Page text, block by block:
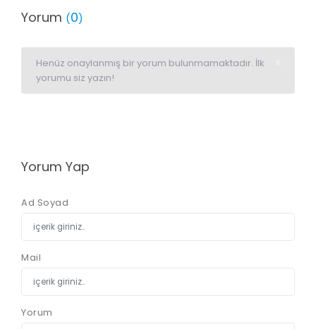
Yorum (0)
Henüz onaylanmış bir yorum bulunmamaktadır. İlk
yorumu siz yazın!
Yorum Yap
Ad Soyad
Mail
Yorum